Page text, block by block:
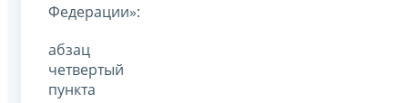
Федерации»:
абзац
четвертый
пункта